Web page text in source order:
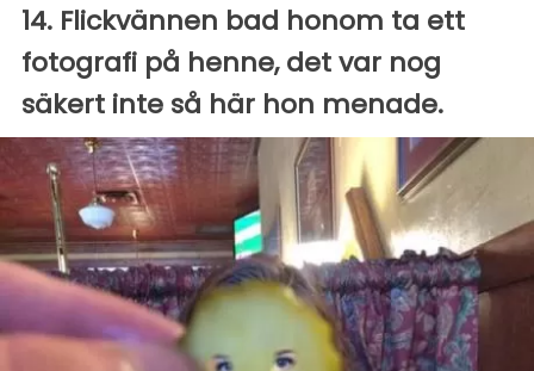
14. Flickvännen bad honom ta ett
fotografi på henne, det var nog
säkert inte så här hon menade.